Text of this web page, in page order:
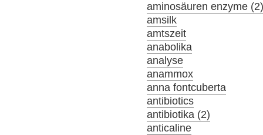
aminosäuren enzyme
amsilk
amtszeit
anabolika
analyse
anammox
anna fontcuberta
antibiotics
antibiotika (2)
anticaline